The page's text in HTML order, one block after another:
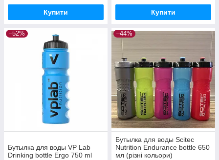
Купити Купити
–52%
Бутылка для воды VP Lab
Drinking bottle Ergo 750 ml
–44%
Бутылка для воды Scitec
Nutrition Endurance bottle 650
мл (різні кольори)